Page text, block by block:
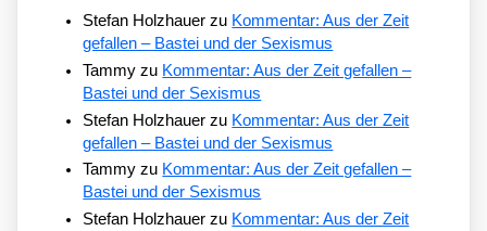
Stefan Holzhauer zu Kommentar: Aus der Zeit
gefallen – Bastei und der Sexismus
Tammy zu Kommentar: Aus der Zeit gefallen –
Bastei und der Sexismus
Stefan Holzhauer zu Kommentar: Aus der Zeit
gefallen – Bastei und der Sexismus
Tammy zu Kommentar: Aus der Zeit gefallen –
Bastei und der Sexismus
Stefan Holzhauer zu Kommentar: Aus der Zeit